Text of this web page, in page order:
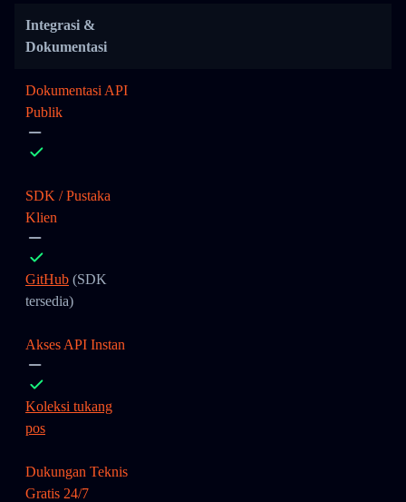
Integrasi &
Dokumentasi
Dokumentasi API
Publik
SDK / Pustaka
Klien
GitHub (SDK
tersedia)
Akses API Instan
Koleksi tukang
pos
Dukungan Teknis
Gratis 24/7